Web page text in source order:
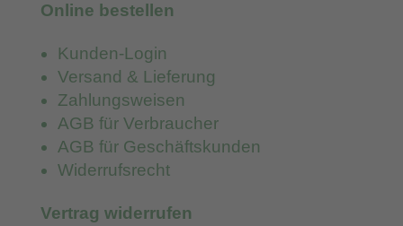
Online bestellen
Kunden-Login
Versand & Lieferung
Zahlungsweisen
AGB für Verbraucher
AGB für Geschäftskunden
Widerrufsrecht
Vertrag widerrufen